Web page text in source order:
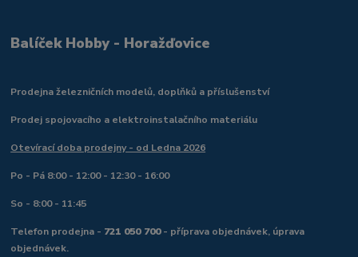
Balíček Hobby - Horažďovice
Prodejna železničních modelů, doplňků a příslušenství
Prodej spojovacího a elektroinstalačního materiálu
Otevírací doba prodejny - od Ledna 2026
Po - Pá 8:00 - 12:00 - 12:30 - 16:00
So - 8:00 - 11:45
Telefon prodejna - 721 050 700- příprava objednávek, úprava
objednávek.